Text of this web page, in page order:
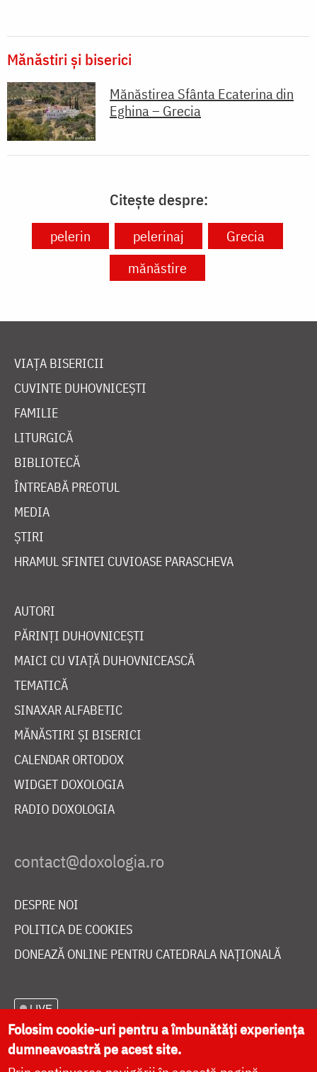
Mănăstiri și biserici
Mănăstirea Sfânta Ecaterina din
Eghina – Grecia
Citește despre:
pelerin pelerinaj
Grecia
mănăstire
VIAȚA BISERICII
CUVINTE DUHOVNICEȘTI
FAMILIE
LITURGICĂ
BIBLIOTECĂ
ÎNTREABĂ PREOTUL
MEDIA
ȘTIRI
HRAMUL SFINTEI CUVIOASE PARASCHEVA
AUTORI
PĂRINȚI DUHOVNICEȘTI
MAICI CU VIAȚĂ DUHOVNICEASCĂ
TEMATICĂ
SINAXAR ALFABETIC
MĂNĂSTIRI ȘI BISERICI
CALENDAR ORTODOX
WIDGET DOXOLOGIA
RADIO DOXOLOGIA
DESPRE NOI
POLITICA DE COOKIES
DONEAZĂ ONLINE PENTRU CATEDRALA NAȚIONALĂ
LIVE
Folosim cookie-uri pentru a îmbunătăți experiența
dumneavoastră pe acest site.